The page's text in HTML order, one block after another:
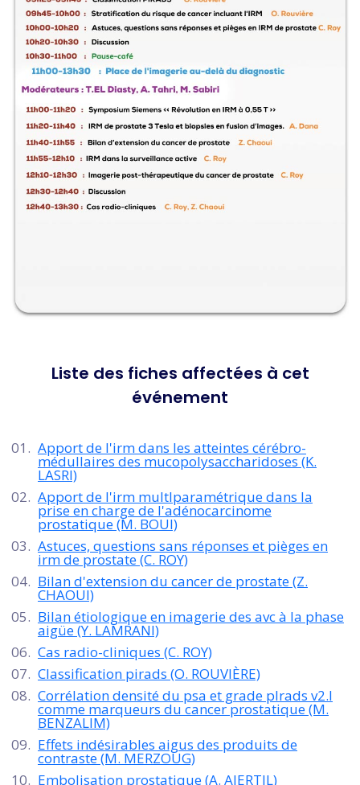
Liste des fiches affectées à cet
événement
Apport de l'irm dans les atteintes cérébro-
médullaires des mucopolysaccharidoses (K.
LASRI)
Apport de l'irm multlparamétrique dans la
prise en charge de l'adénocarcinome
prostatique (M. BOUI)
Astuces, questions sans réponses et pièges en
irm de prostate (C. ROY)
Bilan d'extension du cancer de prostate (Z.
CHAOUI)
Bilan étiologique en imagerie des avc à la phase
aigüe (Y. LAMRANI)
Cas radio-cliniques (C. ROY)
Classification pirads (O. ROUVIÈRE)
Corrélation densité du psa et grade plrads v2.l
comme marqueurs du cancer prostatique (M.
BENZALIM)
Effets indésirables aigus des produits de
contraste (M. MERZOUG)
Embolisation prostatique (A. AJERTIL)